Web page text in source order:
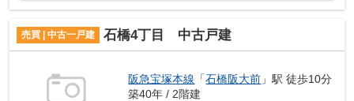
売買 | 中古一戸建 石橋4丁目 中古戸建
阪急宝塚本線 「石橋阪大前 」駅 徒歩10分
築40年 / 2階建